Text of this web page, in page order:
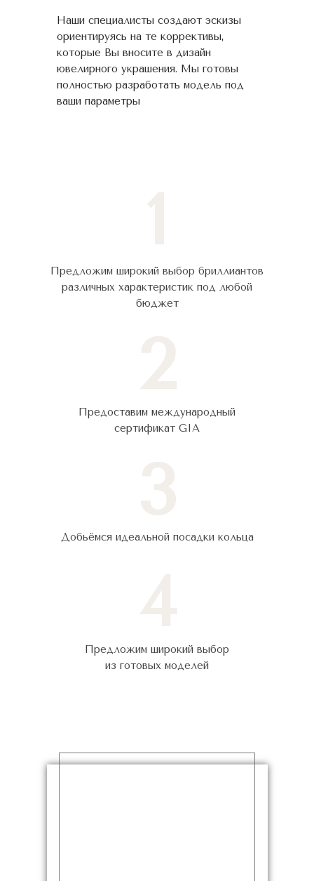
Наши специалисты создают эскизы
ориентируясь на те коррективы,
которые Вы вносите в дизайн
ювелирного украшения. Мы готовы
полностью разработать модель под
ваши параметры
Предложим широкий выбор бриллиантов
различных характеристик под любой
бюджет
Предоставим международный
сертификат GIA
Добьёмся идеальной посадки кольца
Предложим широкий выбор
из готовых моделей